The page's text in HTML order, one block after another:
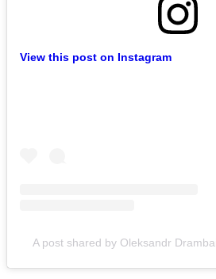
View this post on Instagram
A post shared by Oleksandr